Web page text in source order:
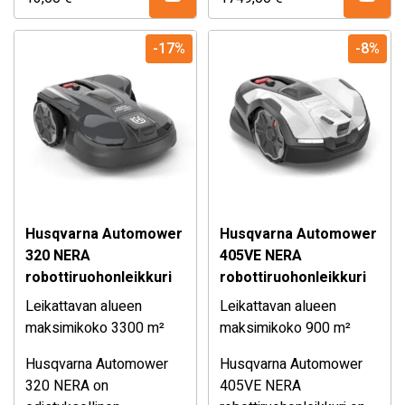
satelliittinavigointi
varmistaa täydellisen
Automower® Connect -
sovelluksella hallitset
leikkuun helposti missä
tahansa. Valittavat
leikkuukuviot ja Zone
näyttävän lopputuloksen,
niin järjestelmällisesti (1
200 m²) kuin
epäsäännöllisesti (800
m²) leikaten.
-17%
Husqvarna Automower
320 NERA
robottiruohonleikkuri
Leikattavan alueen
maksimikoko 3300 m²
Husqvarna Automower
320 NERA on
-8%
Husqvarna Automower
405VE NERA
robottiruohonleikkuri
Leikattavan alueen
maksimikoko 900 m²
Husqvarna Automower
405VE NERA